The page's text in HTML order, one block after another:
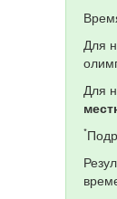
Для
Для
*